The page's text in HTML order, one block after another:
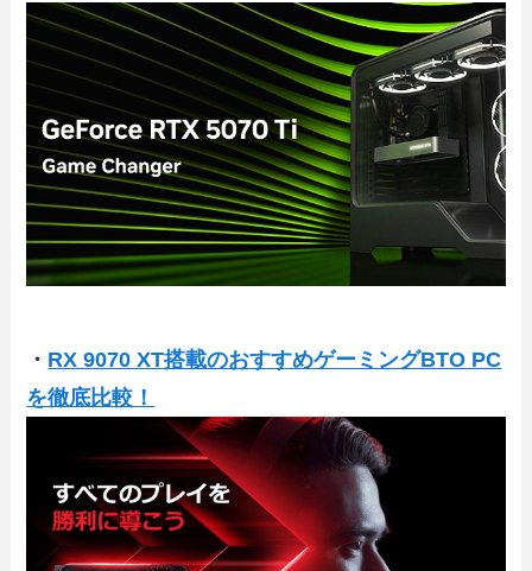
・ RX 9070 XT搭載のおすすめゲーミングBTO PC
を徹底比較！